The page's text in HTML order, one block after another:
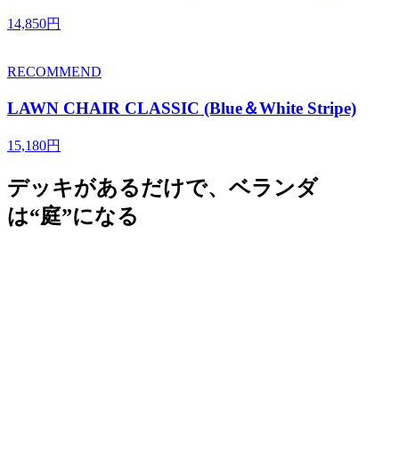
14,850円
RECOMMEND
LAWN CHAIR CLASSIC (Blue＆White Stripe)
15,180円
デッキがあるだけで、ベランダ
は“庭”になる